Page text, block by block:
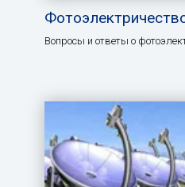
Вопросы и ответы о